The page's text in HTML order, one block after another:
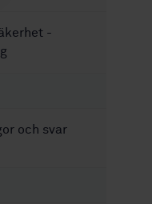
-
och svar